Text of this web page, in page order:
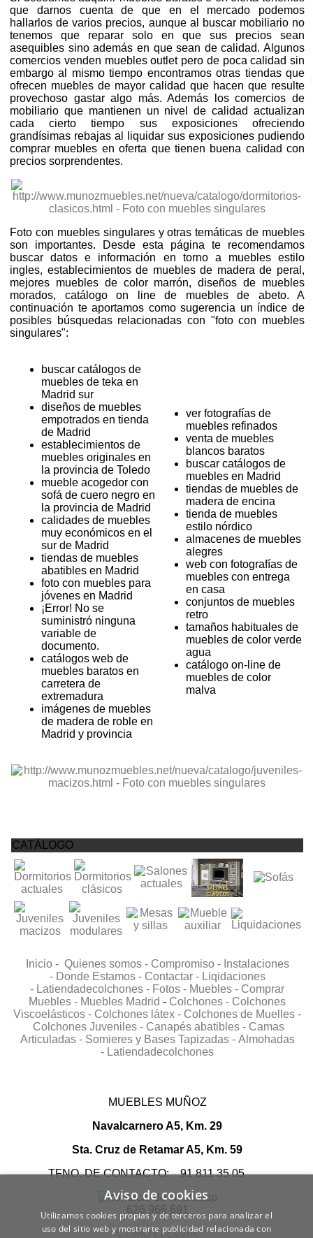
que darnos cuenta de que en el mercado podemos
hallarlos de varios precios, aunque al buscar mobiliario no
tenemos que reparar solo en que sus precios sean
asequibles sino además en que sean de calidad. Algunos
comercios venden muebles outlet pero de poca calidad sin
embargo al mismo tiempo encontramos otras tiendas que
ofrecen muebles de mayor calidad que hacen que resulte
provechoso gastar algo más. Además los comercios de
mobiliario que mantienen un nivel de calidad actualizan
cada cierto tiempo sus exposiciones ofreciendo
grandísimas rebajas al liquidar sus exposiciones pudiendo
comprar muebles en oferta que tienen buena calidad con
precios sorprendentes.
Foto con muebles singulares y otras temáticas de muebles
son importantes. Desde esta página te recomendamos
buscar datos e información en torno a muebles estilo
ingles, establecimientos de muebles de madera de peral,
mejores muebles de color marrón, diseños de muebles
morados, catálogo on line de muebles de abeto. A
continuación te aportamos como sugerencia un índice de
posibles búsquedas relacionadas con "foto con muebles
singulares":
buscar catálogos de
muebles de teka en
Madrid sur
diseños de muebles
empotrados en tienda
de Madrid
establecimientos de
muebles originales en
la provincia de Toledo
mueble acogedor con
sofá de cuero negro en
la provincia de Madrid
calidades de muebles
muy económicos en el
sur de Madrid
tiendas de muebles
abatibles en Madrid
foto con muebles para
jóvenes en Madrid
¡Error! No se
suministró ninguna
variable de
documento.
catálogos web de
muebles baratos en
carretera de
extremadura
imágenes de muebles
de madera de roble en
Madrid y provincia
ver fotografías de
muebles refinados
venta de muebles
blancos baratos
buscar catálogos de
muebles en Madrid
tiendas de muebles de
madera de encina
tienda de muebles
estilo nórdico
almacenes de muebles
alegres
web con fotografías de
muebles con entrega
en casa
conjuntos de muebles
retro
tamaños habituales de
muebles de color verde
agua
catálogo on-line de
muebles de color
malva
CATÁLOGO
Inicio - Quienes somos - Compromiso - Instalaciones
- Donde Estamos - Contactar - Liqidaciones
- Latiendadecolchones - Fotos - Muebles - Comprar
Muebles - Muebles Madrid - Colchones - Colchones
Viscoelásticos - Colchones látex - Colchones de Muelles -
Colchones Juveniles - Canapés abatibles - Camas
Articuladas - Somieres y Bases Tapizadas - Almohadas
- Latiendadecolchones
MUEBLES MUÑOZ
Navalcarnero A5, Km. 29
Sta. Cruz de Retamar A5, Km. 59
TFNO. DE CONTACTO: 91 811 35 05
626 966 691
COMO LLEGAR
Aviso de cookies
Utilizamos cookies propias y de terceros para analizar el
uso del sitio web y mostrarte publicidad relacionada con